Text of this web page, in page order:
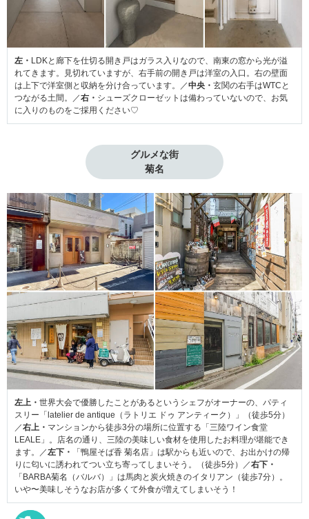
左・ LDKと廊下を仕切る開き戸はガラス入りなので、南東の窓から光が溢
れてきます。見切れていますが、右手前の開き戸は洋室の入口。右の壁面
は上下で洋室側と収納を分け合っています。／中央・ 玄関の右手はWTCと
つながる土間。／右・ シューズクローゼットは備わっていないので、お気
に入りのものをご採用ください♡
グルメな街
菊名
左上・ 世界大会で優勝したことがあるというシェフがオーナーの、パティ
スリー「latelier de antique（ラトリエ ドゥ アンティーク）」（徒歩5分）
／右上・ マンションから徒歩3分の場所に位置する「三陸ワイン食堂
LEALE」。店名の通り、三陸の美味しい食材を使用したお料理が堪能でき
ます。／左下・
「鴨屋そば香 菊名店」は駅からも近いので、お出かけの帰
りに匂いに誘われてつい立ち寄ってしまいそう。（徒歩5分）／右下・
「BARBA菊名（バルバ）」は馬肉と炭火焼きのイタリアン（徒歩7分）。
いや〜美味しそうなお店が多くて外食が増えてしまいそう！